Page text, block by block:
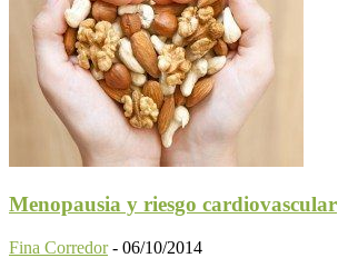
Menopausia y riesgo cardiovascular
Fina Corredor - 06/10/2014